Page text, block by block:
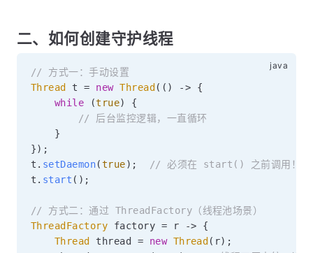
二、如何创建守护线程
// 方式一：手动设置
Thread
t = new Thread ( ( ) ->
{
while
(true)
{
// 后台监控逻辑，一直循环
}
}) ;
t . setDaemon(true) ;
// 必须在 start() 之前调用！
t . start ( ) ;
// 方式二：通过 ThreadFactory（线程池场景）
ThreadFactory factory = r ->
{
Thread
thread = new Thread ( r) ;